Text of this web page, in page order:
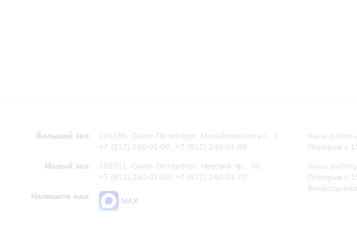
Большой зал:
191186, Санкт-Петербург, Михайловская ул., 2
+7 (812) 240-01-00, +7 (812) 240-01-80
Малый зал:
191011, Санкт-Петербург, Невский пр., 30
+7 (812) 240-01-00, +7 (812) 240-01-70
Напишите нам:
MAX
Часы
Перерыв с
Часы
Перерыв с
Вопросы